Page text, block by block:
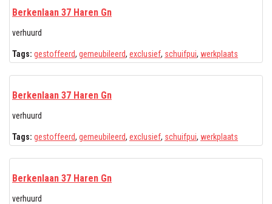
Berkenlaan 37 Haren Gn
verhuurd
Tags: gestoffeerd, gemeubileerd, exclusief, schuifpui, werkplaats
Berkenlaan 37 Haren Gn
verhuurd
Tags: gestoffeerd, gemeubileerd, exclusief, schuifpui, werkplaats
Berkenlaan 37 Haren Gn
verhuurd